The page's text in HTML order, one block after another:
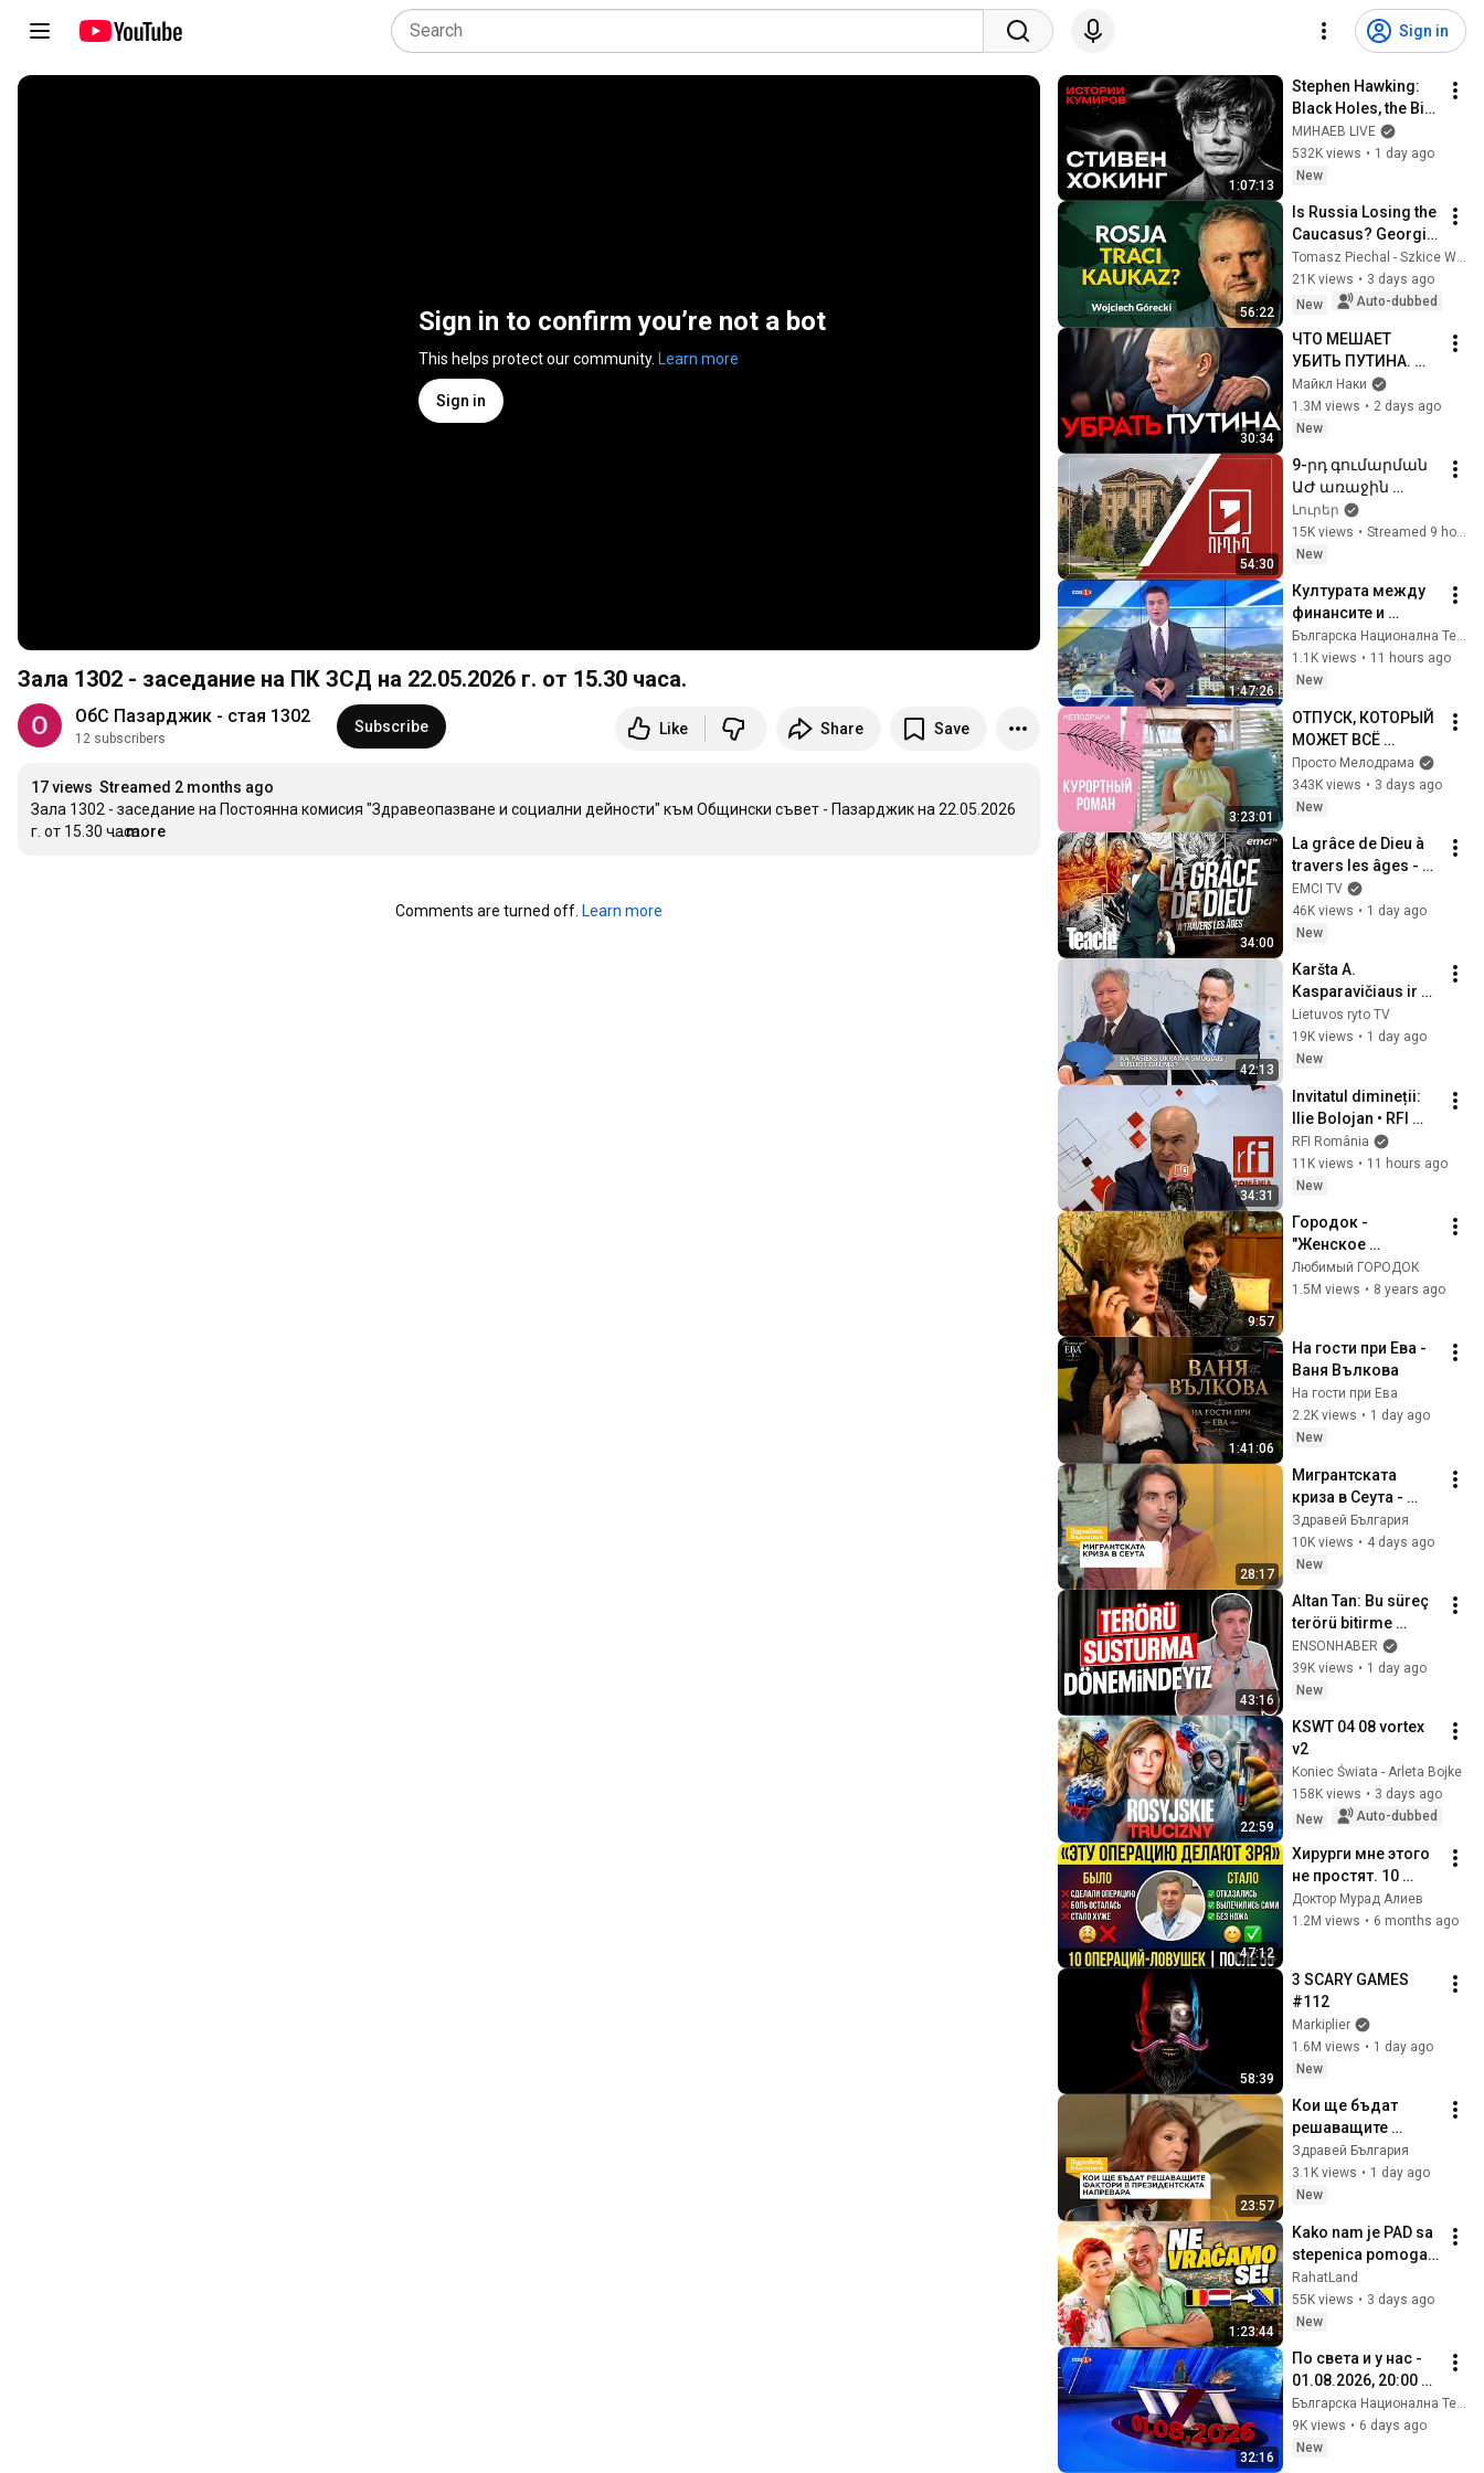
Sign in
Sign in to confirm you’re not a bot
This helps protect our community. Learn more
Sign in
Зала 1302 - заседание на ПК ЗСД на 22.05.2026 г. от 15.30 часа.
ОбС Пазарджик - стая 1302
12 subscribers
Subscribe Like Share Save
17 views Streamed 2 months ago
Зала 1302 - заседание на Постоянна комисия "Здравеопазване и социални дейности" към Общински съвет - Пазарджик на 22.05.2026
г. от 15.30 часа.
...more
Comments are turned off. Learn more
1:07:13
Stephen Hawking:
Black Holes, the Big
Bang, and the End of
the Universe / Idol
Stories / MINAEV
МИНАЕВ LIVE
532K views • 1 day ago
New
56:22
Is Russia Losing the
Caucasus? Georgia,
Armenia,
Azerbaijan, and
Geopolitics.
...
Tomasz Piechal - Szkice Wschodnie
21K views • 3 days ago
New
Auto-dubbed
30:34
ЧТО МЕШАЕТ
УБИТЬ ПУТИНА.
Сценарии
ликвидации
диктатора
Майкл Наки
1.3M views • 2 days ago
New
54:30
9-րդ գումարման
ԱԺ առաջին
նստաշրջանը |
ՈՒՂԻՂ
Լուրեր
15K views •
Streamed 9 hours ago
New
1:47:26
Културата между
финансите и
разкритията, Денят
започва, 07.08.2026
Българска Национална Телевизия БНТ
1.1K views • 11 hours ago
New
3:23:01
ОТПУСК, КОТОРЫЙ
МОЖЕТ ВСЁ
ИЗМЕНИТЬ!
Курортный роман.
Все серии
Просто Мелодрама
343K views • 3 days ago
New
34:00
La grâce de Dieu à
travers les âges -
Teach! - Athoms
Mbuma
EMCI TV
46K views • 1 day ago
New
42:13
Karšta A.
Kasparavičiaus ir Ž
Pavilionio diskusija:
Rusija – Europos
šeimos narė?
Lietuvos ryto TV
19K views • 1 day ago
New
34:31
Invitatul dimineții:
Ilie Bolojan • RFI
România
RFI România
11K views • 11 hours ago
New
9:57
Городок -
"Женское
коварство"
Любимый ГОРОДОК
1.5M views • 8 years ago
1:41:06
На гости при Ева -
Ваня Вълкова
На гости при Ева
2.2K views • 1 day ago
New
28:17
Мигрантската
криза в Сеута -
организирана
акция в
социалните
2026
Здравей България
10K views • 4 days ago
New
43:16
Altan Tan: Bu süreç
terörü bitirme
meselesidir
ENSONHABER
39K views • 1 day ago
New
22:59
KSWT 04 08 vortex
v2
Koniec Świata - Arleta Bojke
158K views • 3 days ago
New
Auto-dubbed
47:12
Хирурги мне этого
не простят. 10
операций, которые
калечат после 55
Доктор Мурад Алиев
1.2M views • 6 months ago
58:39
3 SCARY GAMES
#112
Markiplier
1.6M views • 1 day ago
New
23:57
Кои ще бъдат
решаващите
фактори в
президентската
надпревара | 6 авг.
Здравей България
3.1K views • 1 day ago
New
1:23:44
Kako nam je PAD sa
stepenica pomogao
da se vratimo u
Bosnu?
RahatLand
55K views • 3 days ago
New
32:16
По света и у нас -
01.08.2026, 20:00 ч.
по БНТ
Българска Национална Телевизия БНТ
9K views • 6 days ago
New